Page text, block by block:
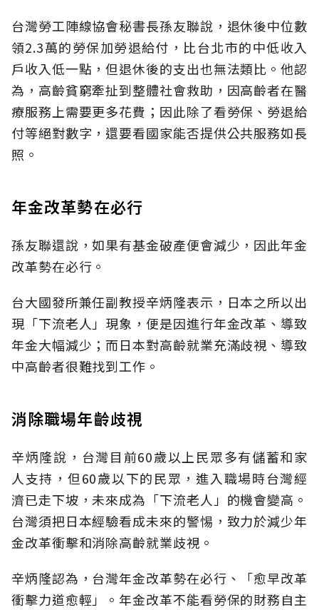
台灣勞工陣線協會秘書長孫友聯說，退休後中位數
領2.3萬的勞保加勞退給付，比台北市的中低收入
戶收入低一點，但退休後的支出也無法類比。他認
為，高齡貧窮牽扯到整體社會救助，因高齡者在醫
療服務上需要更多花費；因此除了看勞保、勞退給
付等絕對數字，還要看國家能否提供公共服務如長
照。
年金改革勢在必行
孫友聯還說，如果有基金破產便會減少，因此年金
改革勢在必行。
台大國發所兼任副教授辛炳隆表示，日本之所以出
現「下流老人」現象，便是因進行年金改革、導致
年金大幅減少；而日本對高齡就業充滿歧視、導致
中高齡者很難找到工作。
消除職場年齡歧視
辛炳隆說，台灣目前60歲以上民眾多有儲蓄和家
人支持，但60歲以下的民眾，進入職場時台灣經
濟已走下坡，未來成為「下流老人」的機會變高。
台灣須把日本經驗看成未來的警惕，致力於減少年
金改革衝擊和消除高齡就業歧視。
辛炳隆認為，台灣年金改革勢在必行、「愈早改革
衝擊力道愈輕」。年金改革不能看勞保的財務自主